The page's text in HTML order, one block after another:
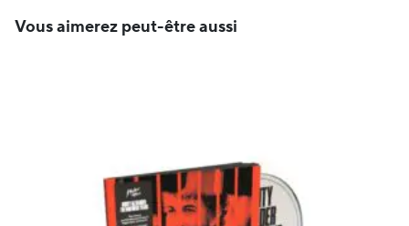
Vous aimerez peut-être aussi